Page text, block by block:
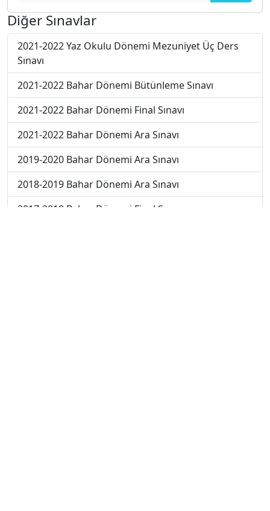
Diğer Sınavlar
2021-2022 Yaz Okulu Dönemi Mezuniyet Üç Ders
Sınavı
2021-2022 Bahar Dönemi Bütünleme Sınavı
2021-2022 Bahar Dönemi Final Sınavı
2021-2022 Bahar Dönemi Ara Sınavı
2019-2020 Bahar Dönemi Ara Sınavı
2018-2019 Bahar Dönemi Ara Sınavı
2017-2018 Bahar Dönemi Final Sınavı